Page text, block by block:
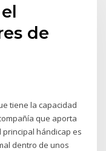
de
tiene la capacidad
que aporta
principal hándicap es
dentro de unos